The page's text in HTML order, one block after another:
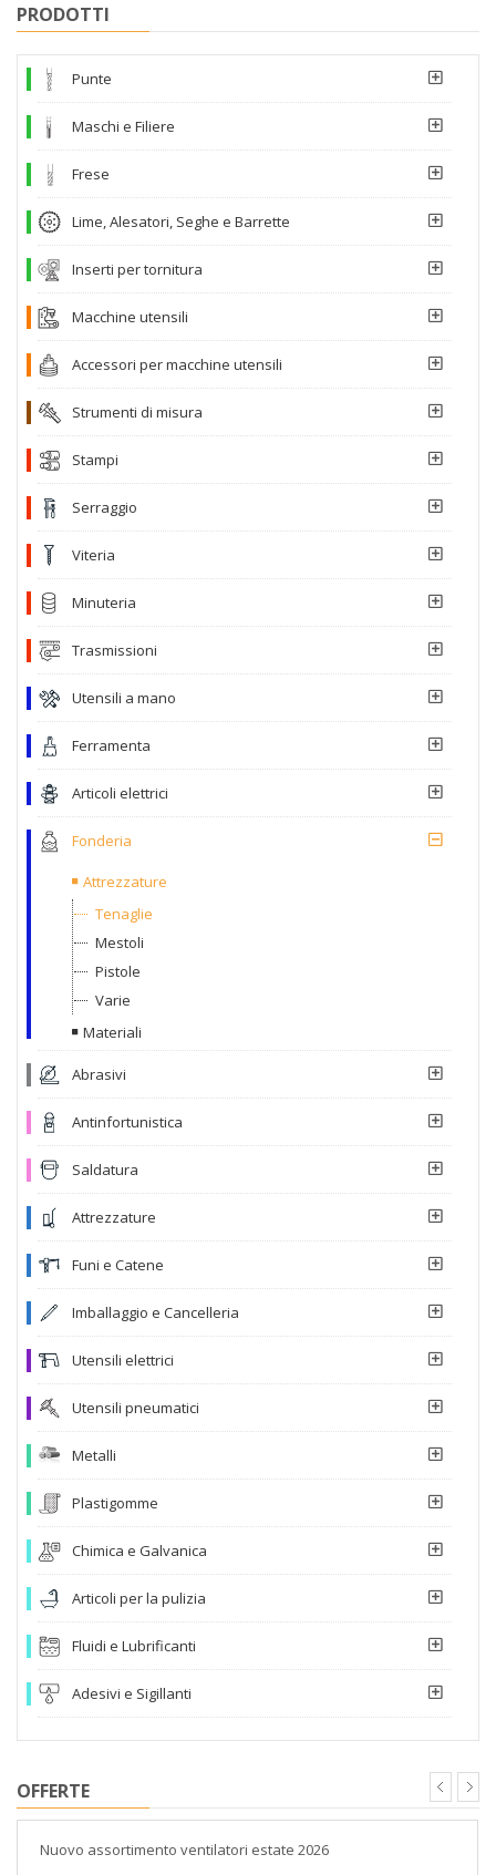
PRODOTTI
Punte
Maschi e Filiere
Frese
Lime, Alesatori, Seghe e Barrette
Inserti per tornitura
Macchine utensili
Accessori per macchine utensili
Strumenti di misura
Stampi
Serraggio
Viteria
Minuteria
Trasmissioni
Utensili a mano
Ferramenta
Articoli elettrici
Fonderia
Attrezzature
Tenaglie
Mestoli
Pistole
Varie
Materiali
Abrasivi
Antinfortunistica
Saldatura
Attrezzature
Funi e Catene
Imballaggio e Cancelleria
Utensili elettrici
Utensili pneumatici
Metalli
Plastigomme
Chimica e Galvanica
Articoli per la pulizia
Fluidi e Lubrificanti
Adesivi e Sigillanti
OFFERTE
Nuovo assortimento ventilatori estate 2026